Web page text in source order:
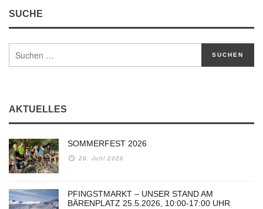
SUCHE
AKTUELLES
SOMMERFEST 2026
29. Juni 2026
PFINGSTMARKT – UNSER STAND AM
BÄRENPLATZ 25.5.2026, 10:00-17:00 UHR